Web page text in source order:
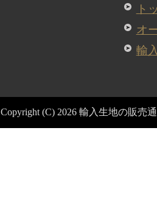
ト
オ
輸
Copyright (C) 2026 輸入生地の販売